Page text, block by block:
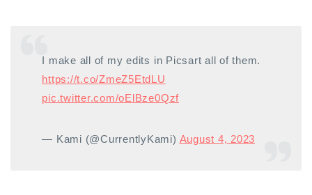
I make all of my edits in Picsart all of them.
https://t.co/ZmeZ5EtdLU
pic.twitter.com/oElBze0Qzf
— Kami (@CurrentlyKami) August 4, 2023